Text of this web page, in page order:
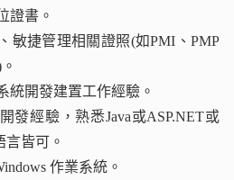
證書。
敏捷管理相關證照(如PMI、PMP
統開發建置工作經驗。
發經驗，熟悉Java或ASP.NET或
言皆可。
作業系統。